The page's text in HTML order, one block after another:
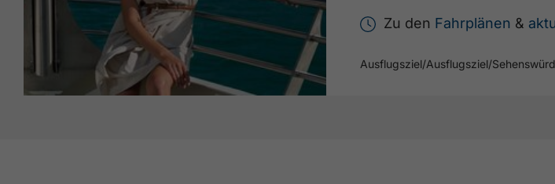
Zu den Fahrplänen &
Ausflugsziel/Ausflugsziel/